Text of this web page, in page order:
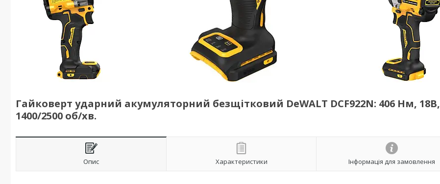
Гайковерт ударний акумуляторний безщітковий DeWALT DCF922N: 406 Нм, 18В,
1400/2500 об/хв.
Опис Характеристики Інформація для замовлення